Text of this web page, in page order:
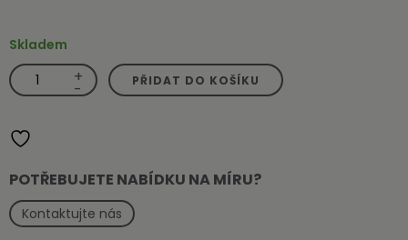
Skladem
Náplň
do
aroma
the
Clouds
20ml
+
- PŘIDAT DO KOŠÍKU
POTŘEBUJETE NABÍDKU NA MÍRU?
Kontaktujte nás